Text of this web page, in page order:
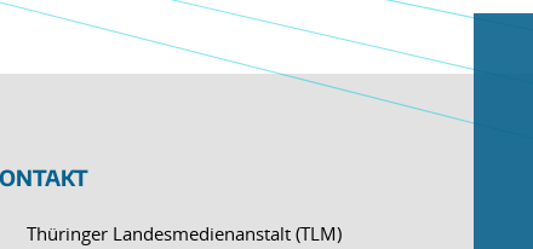
Thüringer Landesmedienanstalt (TLM)